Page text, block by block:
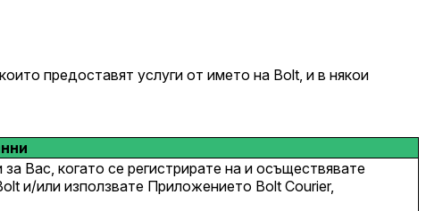
предоставят услуги от името на Bolt, и в някои
Вас, когато се регистрирате на и осъществявате
и/или използвате Приложението Bolt Courier,